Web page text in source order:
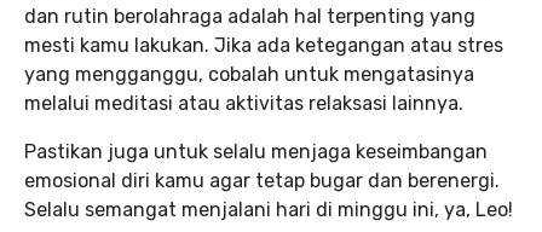
dan rutin berolahraga adalah hal terpenting yang
mesti kamu lakukan. Jika ada ketegangan atau stres
yang mengganggu, cobalah untuk mengatasinya
melalui meditasi atau aktivitas relaksasi lainnya.
Pastikan juga untuk selalu menjaga keseimbangan
emosional diri kamu agar tetap bugar dan berenergi.
Selalu semangat menjalani hari di minggu ini, ya, Leo!